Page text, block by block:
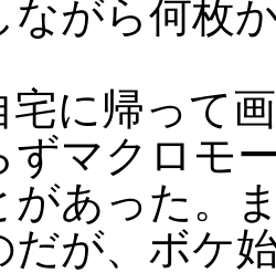
ながら何枚
に帰って
ずマクロモ
があった。
だが、ボケ